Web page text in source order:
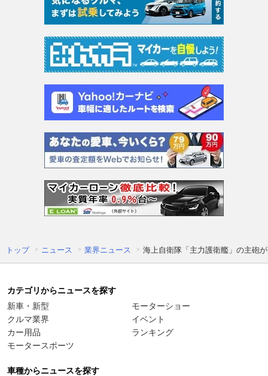
トップ ニュース 業界ニュース 海上自衛隊「主力護衛艦」の主砲
カテゴリからニュースを探す
新車・新型
クルマ業界
カー用品
モータースポーツ
モーターショー
イベント
ランキング
車種からニュースを探す